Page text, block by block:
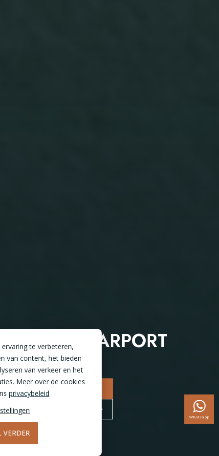
GLAZEN CARPORT
NAAR CONFIGURATOR
BEZOEK DE SHOWROOM
Whatsapp
te verbeteren,
van content, het bieden
van verkeer en het
Meer over de cookies
privacybeleid
VERDER